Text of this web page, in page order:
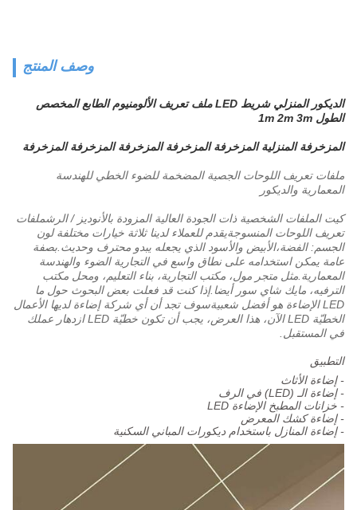
وصف المنتج
الديكور المنزلي شريط LED ملف تعريف الألومنيوم الطابع المخصص
الطول 1m 2m 3m
المزخرفة المنزلية المزخرفة المزخرفة المزخرفة المزخرفة المزخرفة
ملفات تعريف اللوحات الجصية المضخمة للضوء الخطي للهندسة
المعمارية والديكور
كيت الملفات الشخصية ذات الجودة العالية المزودة بالأنوديز / الرشملفات
تعريف اللوحات المنسوجةيقدم للعملاء لدينا ثلاثة خيارات مختلفة لون
الجسم: الفضة،الأبيض والأسود الذي يجعله يبدو محترف وحديث.بصفة
عامة يمكن استخدامه على نطاق واسع في التجارية الضوء والهندسة
المعمارية.مثل متجر مول، مكتب التجارية، بناء التعليم، ومحل مكتب
الترفيه، مايك شاي سور أيضا.إذا كنت قد فعلت بعض البحوث حول ما
LED الإضاءة هو أفضل شعبيةسوف تجد أن أي شركة إضاءة لديها الأعمال
الخطيّة LED الآن، هذا العرض، يجب أن تكون خطيّة LED ازدهار عملك
في المستقبل.
التطبيق
- إضاءة الأثاث
- إضاءة الـ (LED) في الرف
- خزانات المطبخ الإضاءة LED
- إضاءة كشك المعرض
- إضاءة المنازل باستخدام ديكورات المباني السكنية